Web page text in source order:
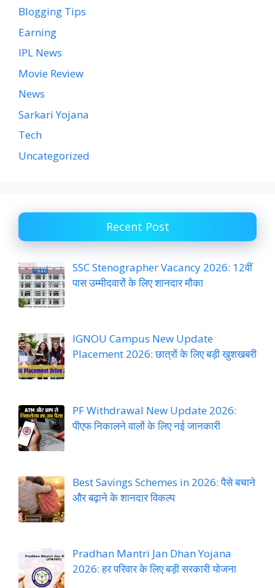
Blogging Tips
Earning
IPL News
Movie Review
News
Sarkari Yojana
Tech
Uncategorized
Recent Post
SSC Stenographer Vacancy 2026: 12वीं
पास उम्मीदवारों के लिए शानदार मौका
IGNOU Campus New Update
Placement 2026: छात्रों के लिए बड़ी खुशखबरी
PF Withdrawal New Update 2026:
पीएफ निकालने वालों के लिए नई जानकारी
Best Savings Schemes in 2026: पैसे बचाने
और बढ़ाने के शानदार विकल्प
Pradhan Mantri Jan Dhan Yojana
2026: हर परिवार के लिए बड़ी सरकारी योजना